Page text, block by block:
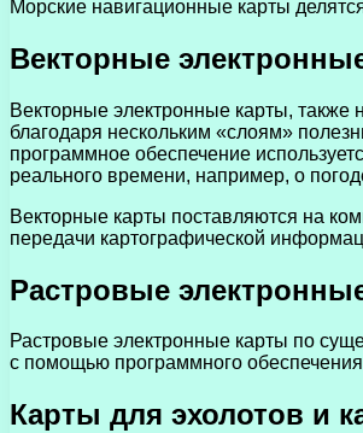
Морские навигационные карты
Векторные
Векторные электронные карты,
благодаря нескольким «слоям»
программное обеспечение
реального времени, например, о
Векторные карты поставляются на
передачи картографической
Растровые
Растровые электронные карты по
с помощью программного
Карты для эхолотов и